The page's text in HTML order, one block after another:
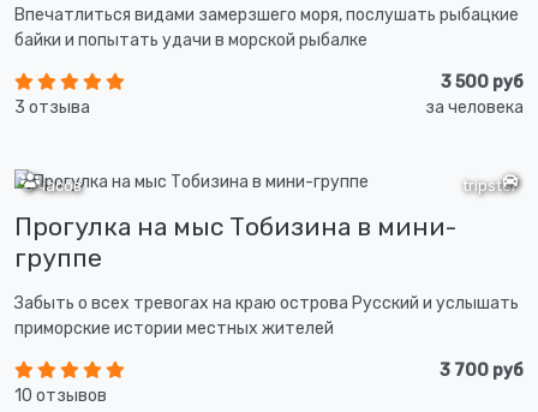
Впечатлиться видами замерзшего моря, послушать рыбацкие
байки и попытать удачи в морской рыбалке
3 отзыва
3 500 руб
за человека
tripster
5 часов
Прогулка на мыс Тобизина в мини-
группе
Забыть о всех тревогах на краю острова Русский и услышать
приморские истории местных жителей
10 отзывов
3 700 руб